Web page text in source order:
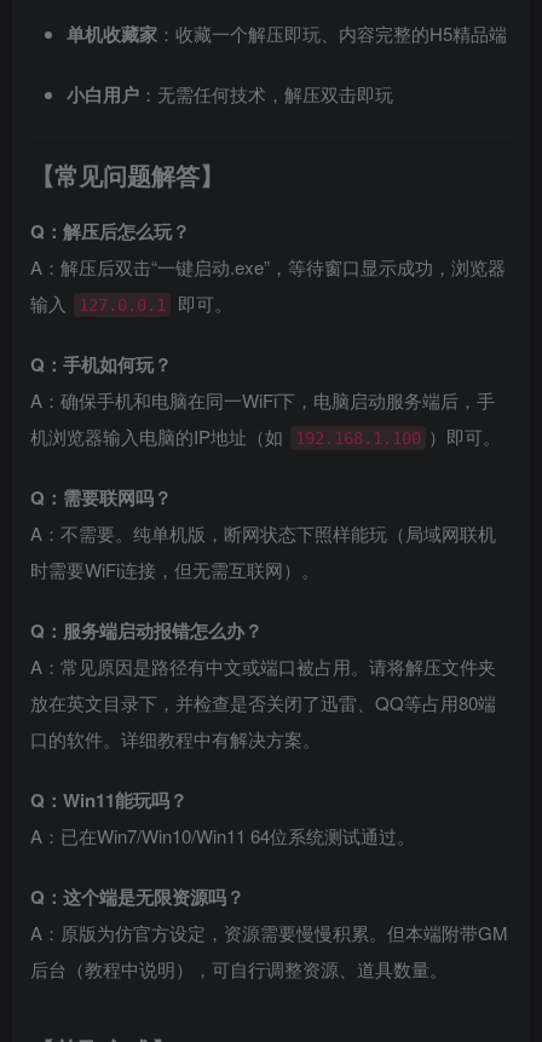
单机收藏家 ：收藏一个解压即玩、内容完整的H5精品端
小白用户 ：无需任何技术，解压双击即玩
【常见问题解答】
Q：解压后怎么玩？
A：解压后双击“一键启动.exe”，等待窗口显示成功，浏览器
输入
127.0.0.1 即可。
Q：手机如何玩？
A：确保手机和电脑在同一WiFi下，电脑启动服务端后，手
机浏览器输入电脑的IP地址（如
192.168.1.100 ）即可。
Q：需要联网吗？
A：不需要。纯单机版，断网状态下照样能玩（局域网联机
时需要WiFi连接，但无需互联网）。
Q：服务端启动报错怎么办？
A：常见原因是路径有中文或端口被占用。请将解压文件夹
放在英文目录下，并检查是否关闭了迅雷、QQ等占用80端
口的软件。详细教程中有解决方案。
Q：Win11能玩吗？
A：已在Win7/Win10/Win11 64位系统测试通过。
Q：这个端是无限资源吗？
A：原版为仿官方设定，资源需要慢慢积累。但本端附带GM
后台（教程中说明），可自行调整资源、道具数量。